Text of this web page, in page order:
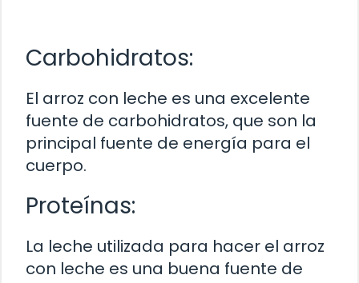
Carbohidratos:
El arroz con leche es una excelente
fuente de carbohidratos, que son la
principal fuente de energía para el
cuerpo.
Proteínas:
La leche utilizada para hacer el arroz
con leche es una buena fuente de